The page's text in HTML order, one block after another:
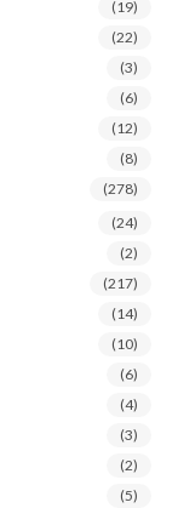
(19)
(22)
(3)
(6)
(12)
(8)
(278)
(24)
(2)
(217)
(14)
(10)
(6)
(4)
(3)
(2)
(5)